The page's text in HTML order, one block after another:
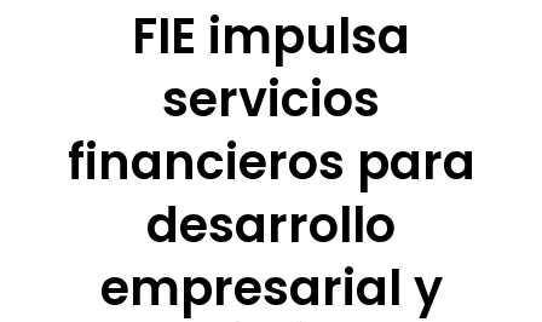
FIE impulsa
servicios
financieros para
desarrollo
empresarial y